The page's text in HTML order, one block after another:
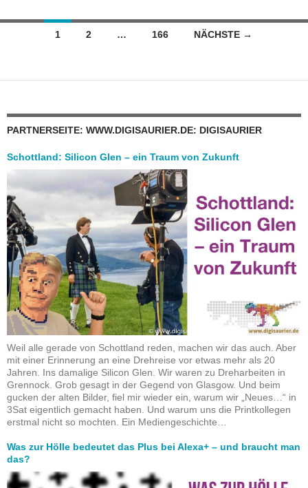
Beitragsnavigation
1 2 … 166 NÄCHSTE →
PARTNERSEITE: WWW.DIGISAURIER.DE: DIGISAURIER
Schottland: Silicon Glen – ein Traum von Zukunft
Weil alle gerade von Schottland reden, machen wir das auch. Aber
mit einer Erinnerung an eine Drehreise vor etwas mehr als 20
Jahren. Ins damalige Silicon Glen. Wir waren zu Dreharbeiten in
Grennock. Grob gesagt in der Gegend von Glasgow. Und beim
gucken der alten Bilder, fiel mir wieder ein, warum wir „Neues…“ in
3Sat eigentlich gemacht haben. Und warum uns die Printkollegen
erstmal nicht so mochten. Ein Mediengeschichte…
Was zur Hölle bedeutet das Plus bei Alexa+ – und braucht man
das?